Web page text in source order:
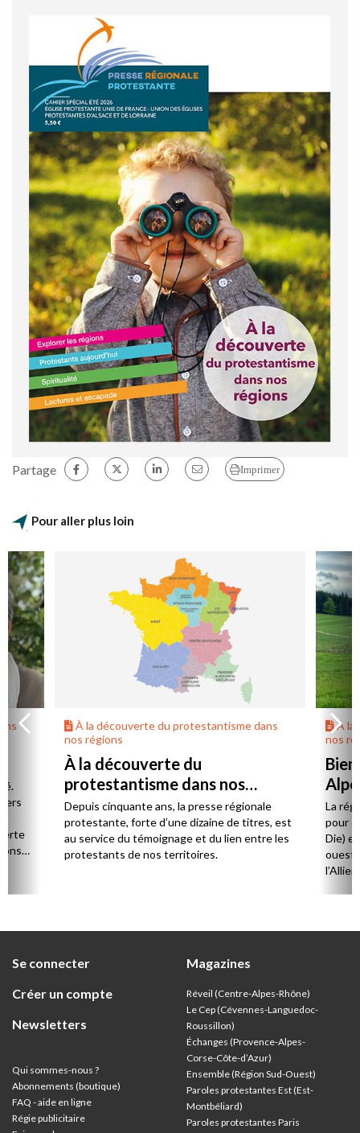
Partage Imprimer
Pour aller plus loin
À la découverte du protestantisme dans
nos régions
À la découverte du
protestantisme dans nos
régions
Depuis cinquante ans, la presse régionale
protestante, forte d’une dizaine de titres, est
au service du témoignage et du lien entre les
protestants de nos territoires.
À la
nos
La
pour
Die)
ouest,
Se connecter
Créer un compte
Newsletters
Qui sommes-nous ?
Abonnements (boutique)
FAQ - aide en ligne
Régie publicitaire
Magazines
Réveil (Centre-Alpes-Rhône)
Le Cep (Cévennes-Languedoc-
Roussillon)
Échanges (Provence-Alpes-
Corse-Côte-d’Azur)
Ensemble (Région Sud-Ouest)
Paroles protestantes Est (Est-
Montbéliard)
Paroles protestantes Paris